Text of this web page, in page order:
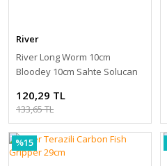
River
River Long Worm 10cm
Bloodey 10cm Sahte Solucan
120,29 TL
133,65 TL
%15